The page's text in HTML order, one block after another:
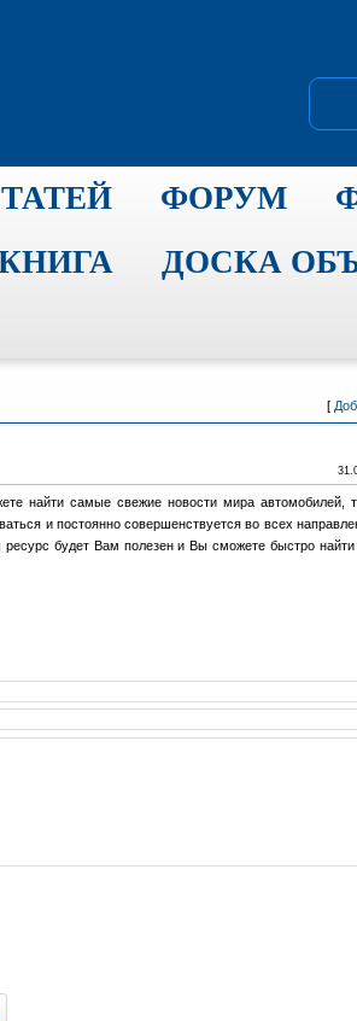
ФОРУМ
ДОСКА
[
найти самые свежие новости мира автомобилей,
и постоянно совершенствуется во всех
будет Вам полезен и Вы сможете быстро найти